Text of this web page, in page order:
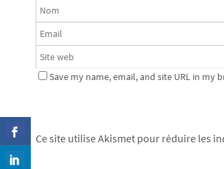
Save my name, email, and site URL in
Alternative:
Ce site utilise Akismet pour réduire les